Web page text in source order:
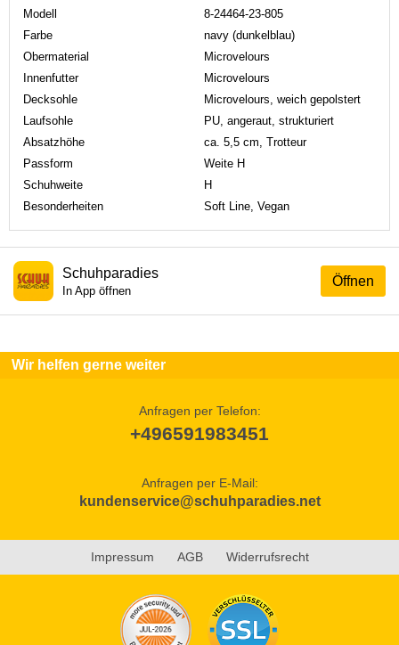
Modell
8-24464-23-805
Farbe
navy (dunkelblau)
Obermaterial
Microvelours
Innenfutter
Microvelours
Decksohle
Microvelours, weich gepolstert
Laufsohle
PU, angeraut, strukturiert
Absatzhöhe
ca. 5,5 cm, Trotteur
Passform
Weite H
Schuhweite
H
Besonderheiten
Soft Line, Vegan
Öffnen
Schuhparadies
In App öffnen
Wir helfen gerne weiter
Anfragen per Telefon:
+496591983451
Anfragen per E-Mail:
kundenservice@schuhparadies.net
Impressum AGB Widerrufsrecht